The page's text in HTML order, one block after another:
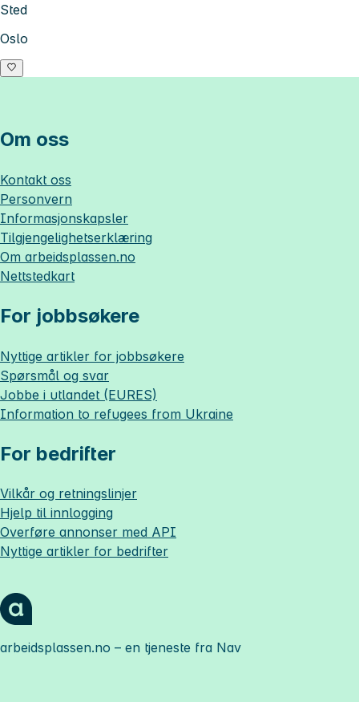
Sted
Oslo
Om oss
Kontakt oss
Personvern
Informasjonskapsler
Tilgjengelighetserklæring
Om arbeidsplassen.no
Nettstedkart
For jobbsøkere
Nyttige artikler for jobbsøkere
Spørsmål og svar
Jobbe i utlandet (EURES)
Information to refugees from Ukraine
For bedrifter
Vilkår og retningslinjer
Hjelp til innlogging
Overføre annonser med API
Nyttige artikler for bedrifter
arbeidsplassen.no – en tjeneste fra Nav